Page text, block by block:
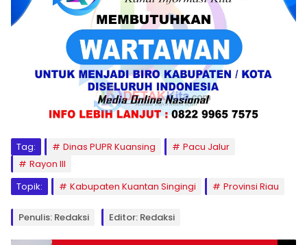
Tag: Dinas PUPR Kuansing
Pacu Jalur
Rayon III
Topik:
Kabupaten Kuantan Singingi Provinsi Riau
Penulis: Redaksi Editor: Redaksi